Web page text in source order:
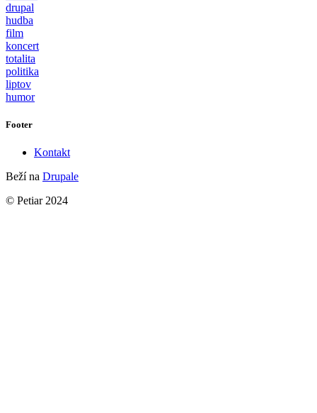
drupal
hudba
film
koncert
totalita
politika
liptov
humor
Footer
Kontakt
Beží na Drupale
© Petiar 2024